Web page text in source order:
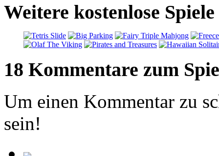
Weitere kostenlose
18 Kommentare zum
Um einen Kommentar zu
sein!